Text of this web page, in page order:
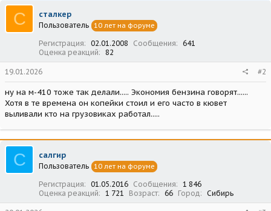
С сталкер
Пользователь 10 лет на форуме
Регистрация 02.01.2008 Сообщения
641
Оценка реакций
82
19.01.2026 #2
ну на м-410 тоже так делали..... Экономия бензина говорят......
Хотя в те времена он копейки стоил и его часто в кювет
выливали кто на грузовиках работал.....
С салгир
Пользователь 10 лет на форуме
Регистрация 01.05.2016 Сообщения
1 846
Оценка реакций
1 721 Возраст 66 Город Сибирь